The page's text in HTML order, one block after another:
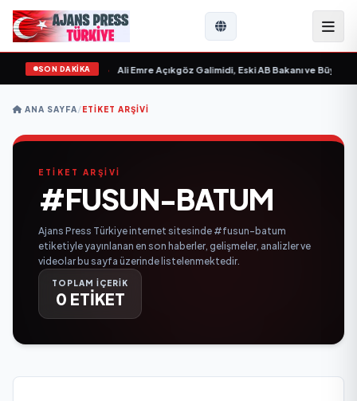
SON DAKİKA
“ yayımlandı Ali Emre Açıkgöz Galimidi, Eski AB Bakanı ve
ANA SAYFA/ETIKET ARŞIVI
ETİKET ARŞİVİ
#FUSUN-BATUM
Ajans Press Türkiye internet sitesinde #fusun-batum
etiketiyle yayınlanan en son haberler, gelişmeler, analizler ve
videolar bu sayfa üzerinde listelenmektedir.
TOPLAM İÇERİK
0 ETİKET